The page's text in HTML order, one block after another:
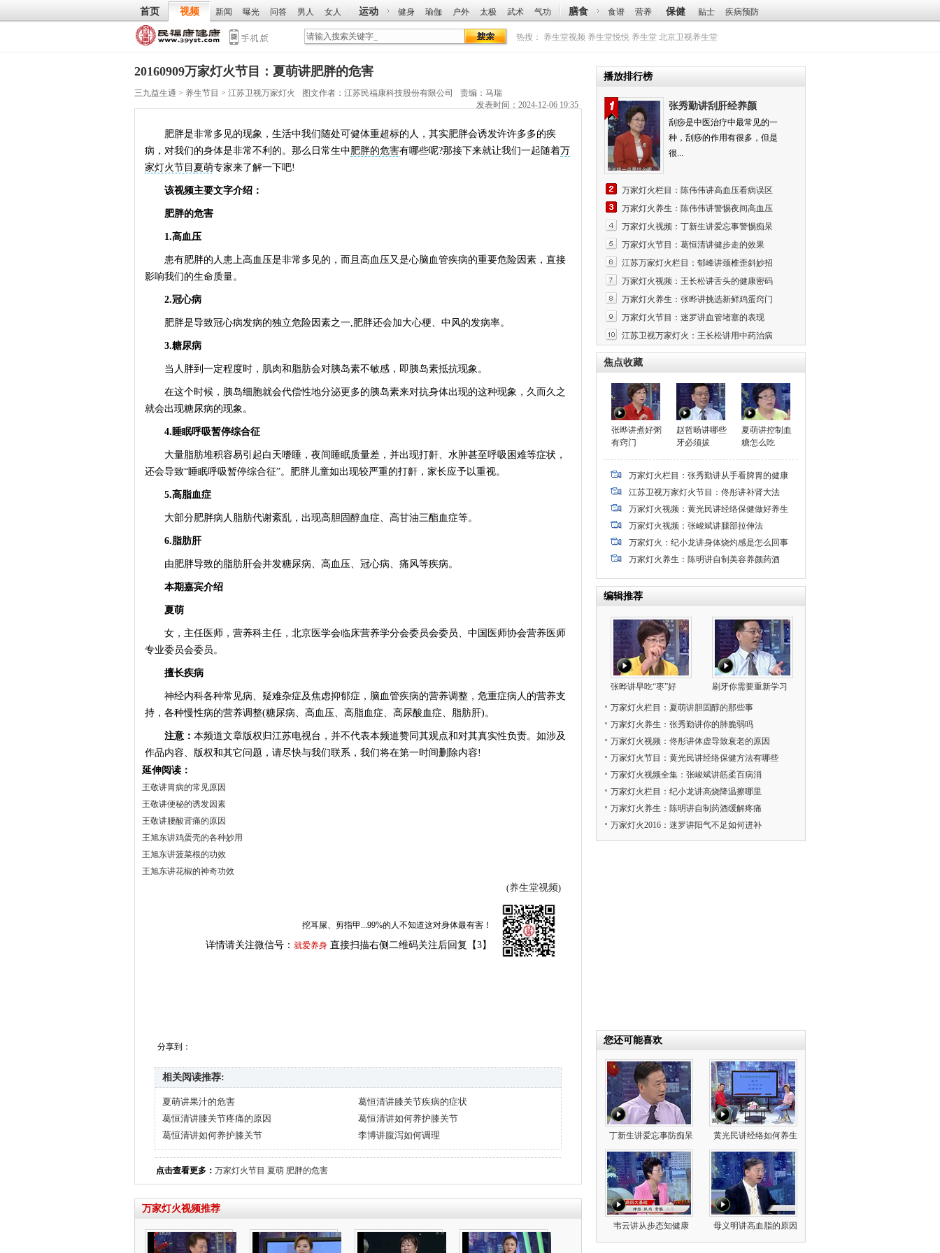
首页 视频 新闻 曝光 问答 男人 女人 运动 健身 瑜伽 户外 太极 武术 气功 膳食 食谱 营养 保健 贴士 疾病预防
热搜： 养生堂视频 养生堂悦悦 养生堂 北京卫视养生堂
20160909万家灯火节目：夏萌讲肥胖的危害
三九益生通 > 养生节目 > 江苏卫视万家灯火 图文作者： 江苏民福康科技股份有限公司
责编：马瑞
发表时间：2024-12-06 19:35
肥胖是非常多见的现象，生活中我们随处可健体重超标的人，其实肥胖会诱发许许多多的疾
病，对我们的身体是非常不利的。那么日常生中肥胖的危害有哪些呢?那接下来就让我们一起随着万
家灯火节目 夏萌专家来了解一下吧!
该视频主要文字介绍：
肥胖的危害
1.高血压
患有肥胖的人患上高血压是非常多见的，而且高血压又是心脑血管疾病的重要危险因素，直接
影响我们的生命质量。
2.冠心病
肥胖是导致冠心病发病的独立危险因素之一,肥胖还会加大心梗、中风的发病率。
3.糖尿病
当人胖到一定程度时，肌肉和脂肪会对胰岛素不敏感，即胰岛素抵抗现象。
在这个时候，胰岛细胞就会代偿性地分泌更多的胰岛素来对抗身体出现的这种现象，久而久之
就会出现糖尿病的现象。
4.睡眠呼吸暂停综合征
大量脂肪堆积容易引起白天嗜睡，夜间睡眠质量差，并出现打鼾、水肿甚至呼吸困难等症状，
还会导致“睡眠呼吸暂停综合征”。肥胖儿童如出现较严重的打鼾，家长应予以重视。
5.高脂血症
大部分肥胖病人脂肪代谢紊乱，出现高胆固醇血症、高甘油三酯血症等。
6.脂肪肝
由肥胖导致的脂肪肝会并发糖尿病、高血压、冠心病、痛风等疾病。
本期嘉宾介绍
夏萌
女，主任医师，营养科主任，北京医学会临床营养学分会委员会委员、中国医师协会营养医师
专业委员会委员。
擅长疾病
神经内科各种常见病、疑难杂症及焦虑抑郁症，脑血管疾病的营养调整，危重症病人的营养支
持，各种慢性病的营养调整(糖尿病、高血压、高脂血症、高尿酸血症、脂肪肝)。
注意： 本频道文章版权归江苏电视台，并不代表本频道赞同其观点和对其真实性负责。如涉及
作品内容、版权和其它问题，请尽快与我们联系，我们将在第一时间删除内容!
延伸阅读：
王敬讲胃病的常见原因
王敬讲便秘的诱发因素
王敬讲腰酸背痛的原因
王旭东讲鸡蛋壳的各种妙用
王旭东讲菠菜根的功效
王旭东讲花椒的神奇功效
(养生堂视频)
挖耳屎、剪指甲...99%的人不知道这对身体最有害！
详情请关注微信号： 就爱养身 直接扫描右侧二维码关注后回复【3】
分享到：
相关阅读推荐:
夏萌讲果汁的危害
葛恒清讲膝关节疾病的症状
葛恒清讲膝关节疼痛的原因
葛恒清讲如何养护膝关节
葛恒清讲如何养护膝关节
李博讲腹泻如何调理
点击查看更多： 万家灯火节目 夏萌 肥胖的危害
万家灯火视频推荐
播放排行榜
张秀勤讲刮肝经养颜
刮痧是中医治疗中最常见的一
种，刮痧的作用有很多，但是
很...
万家灯火栏目：陈伟伟讲高血压看病误区
万家灯火养生：陈伟伟讲警惕夜间高血压
万家灯火视频：丁新生讲爱忘事警惕痴呆
万家灯火节目：葛恒清讲健步走的效果
江苏万家灯火栏目：郁峰讲颈椎歪斜妙招
万家灯火视频：王长松讲舌头的健康密码
万家灯火养生：张晔讲挑选新鲜鸡蛋窍门
万家灯火节目：迷罗讲血管堵塞的表现
江苏卫视万家灯火：王长松讲用中药治病
焦点收藏
张晔讲煮好粥
有窍门
赵哲旸讲哪些
牙必须拔
夏萌讲控制血
糖怎么吃
万家灯火栏目：张秀勤讲从手看脾胃的健康
程度
江苏卫视万家灯火节目：佟彤讲补肾大法
万家灯火视频：黄光民讲经络保健做好养生
万家灯火视频：张峻斌讲腿部拉伸法
万家灯火：纪小龙讲身体烧灼感是怎么回事
万家灯火养生：陈明讲自制美容养颜药酒
编辑推荐
张晔讲早吃“枣”好 刷牙你需要重新学习
万家灯火栏目：夏萌讲胆固醇的那些事
万家灯火养生：张秀勤讲你的肺脆弱吗
万家灯火视频：佟彤讲体虚导致衰老的原因
万家灯火节目：黄光民讲经络保健方法有哪些
万家灯火视频全集：张峻斌讲筋柔百病消
万家灯火栏目：纪小龙讲高烧降温擦哪里
万家灯火养生：陈明讲自制药酒缓解疼痛
万家灯火2016：迷罗讲阳气不足如何进补
您还可能喜欢
丁新生讲爱忘事防痴呆 黄光民讲经络如何养生
韦云讲从步态知健康 母义明讲高血脂的原因